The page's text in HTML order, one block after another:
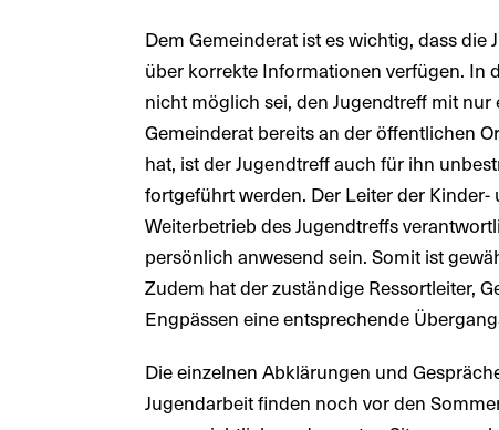
Dem Gemeinderat ist es wichtig, dass
über korrekte Informationen verfügen. In
nicht möglich sei, den Jugendtreff mit
Gemeinderat bereits an der öffentlichen
hat, ist der Jugendtreff auch für ihn
fortgeführt werden. Der Leiter der
Weiterbetrieb des Jugendtreffs
persönlich anwesend sein. Somit ist
Zudem hat der zuständige Ressortleiter,
Engpässen eine entsprechende
Die einzelnen Abklärungen und
Jugendarbeit finden noch vor den